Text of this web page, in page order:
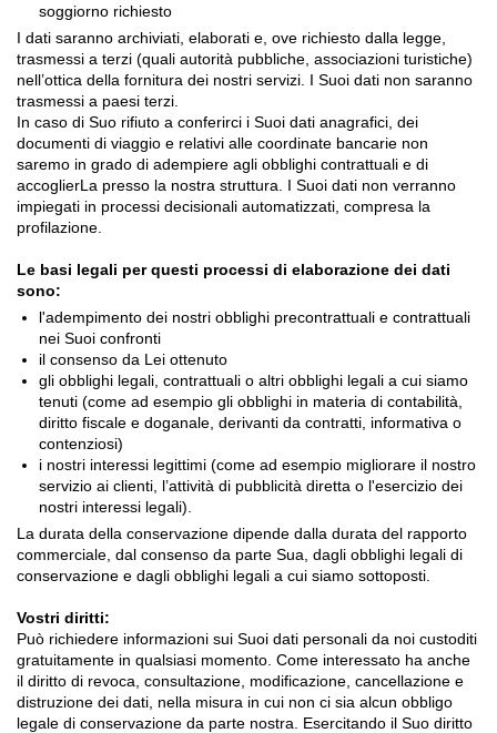
soggiorno richiesto
I dati saranno archiviati, elaborati e, ove richiesto dalla legge,
trasmessi a terzi (quali autorità pubbliche, associazioni turistiche)
nell’ottica della fornitura dei nostri servizi. I Suoi dati non saranno
trasmessi a paesi terzi.
In caso di Suo rifiuto a conferirci i Suoi dati anagrafici, dei
documenti di viaggio e relativi alle coordinate bancarie non
saremo in grado di adempiere agli obblighi contrattuali e di
accoglierLa presso la nostra struttura. I Suoi dati non verranno
impiegati in processi decisionali automatizzati, compresa la
profilazione.
Le basi legali per questi processi di elaborazione dei dati
sono:
l'adempimento dei nostri obblighi precontrattuali e contrattuali
nei Suoi confronti
il consenso da Lei ottenuto
gli obblighi legali, contrattuali o altri obblighi legali a cui siamo
tenuti (come ad esempio gli obblighi in materia di contabilità,
diritto fiscale e doganale, derivanti da contratti, informativa o
contenziosi)
i nostri interessi legittimi (come ad esempio migliorare il nostro
servizio ai clienti, l’attività di pubblicità diretta o l'esercizio dei
nostri interessi legali).
La durata della conservazione dipende dalla durata del rapporto
commerciale, dal consenso da parte Sua, dagli obblighi legali di
conservazione e dagli obblighi legali a cui siamo sottoposti.
Vostri diritti:
Può richiedere informazioni sui Suoi dati personali da noi custoditi
gratuitamente in qualsiasi momento. Come interessato ha anche
il diritto di revoca, consultazione, modificazione, cancellazione e
distruzione dei dati, nella misura in cui non ci sia alcun obbligo
legale di conservazione da parte nostra. Esercitando il Suo diritto